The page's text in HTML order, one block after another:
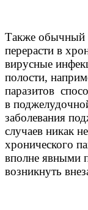
Также обычный
перерасти в
вирусные
полости,
паразитов
в
заболевания
случаев никак
хронического
вполне явными
возникнуть